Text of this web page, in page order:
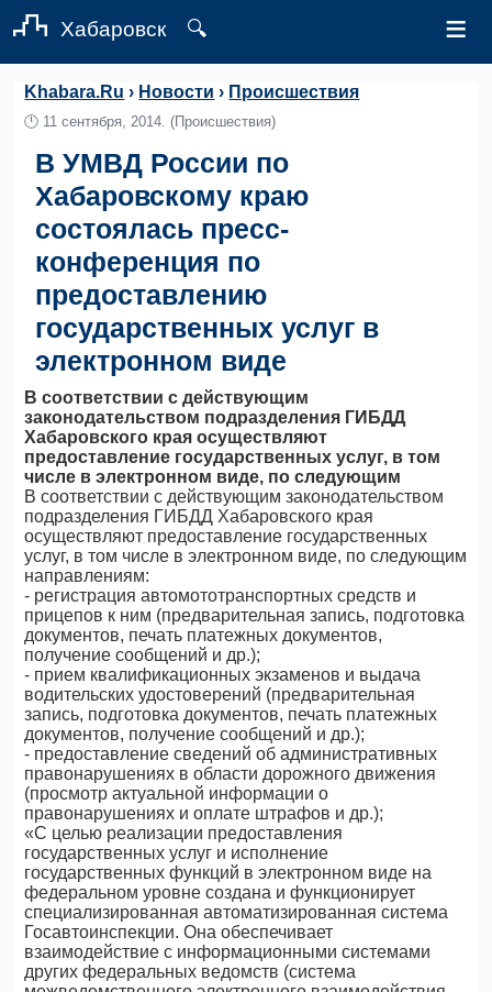
Хабаровск 🔍 ≡
Khabara.Ru › Новости › Происшествия
🕛 11 сентября, 2014. (Происшествия)
В УМВД России по
Хабаровскому краю
состоялась пресс-
конференция по
предоставлению
государственных услуг в
электронном виде
В соответствии с действующим
законодательством подразделения ГИБДД
Хабаровского края осуществляют
предоставление государственных услуг, в том
числе в электронном виде, по следующим
В соответствии с действующим законодательством
подразделения ГИБДД Хабаровского края
осуществляют предоставление государственных
услуг, в том числе в электронном виде, по следующим
направлениям:
- регистрация автомототранспортных средств и
прицепов к ним (предварительная запись, подготовка
документов, печать платежных документов,
получение сообщений и др.);
- прием квалификационных экзаменов и выдача
водительских удостоверений (предварительная
запись, подготовка документов, печать платежных
документов, получение сообщений и др.);
- предоставление сведений об административных
правонарушениях в области дорожного движения
(просмотр актуальной информации о
правонарушениях и оплате штрафов и др.);
«С целью реализации предоставления
государственных услуг и исполнение
государственных функций в электронном виде на
федеральном уровне создана и функционирует
специализированная автоматизированная система
Госавтоинспекции. Она обеспечивает
взаимодействие с информационными системами
других федеральных ведомств (система